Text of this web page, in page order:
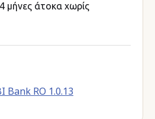
μήνες άτοκα χωρίς